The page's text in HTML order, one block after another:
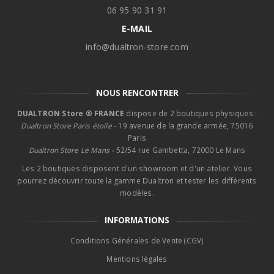
06 95 90 31 91
E-MAIL
info@dualtron-store.com
NOUS RENCONTRER
DUALTRON Store ® FRANCE dispose de 2 boutiques physiques :
Dualtron Store Paris étoile- 19 avenue de la grande armée, 75016
Paris
Dualtron Store Le Mans - 52/54 rue Gambetta, 72000 Le Mans
Les 2 boutiques disposent d'un showroom et d'un atelier. Vous
pourrez découvrir toute la gamme Dualtron et tester les différents
modèles.
INFORMATIONS
Conditions Générales de Vente (CGV)
Mentions légales